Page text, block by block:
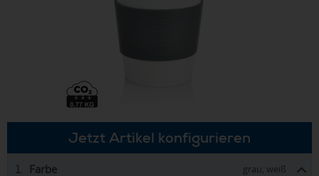
Jetzt Artikel konfigurieren
1. Farbe grau, weiß